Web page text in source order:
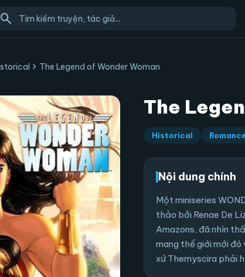
search
chevron_right The Legend of Wonder Woman
The
Historical
Nội dung chính
Một miniseries
thảo bởi Renae De
Amazons, đã nhìn
mang thế giới mới đó
xứ Themyscira phải